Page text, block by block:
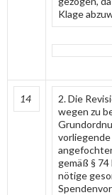
Klage
14
2. Die
wegen zu
gemäß §
nötige